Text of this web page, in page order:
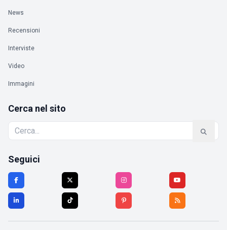
News
Recensioni
Interviste
Video
Immagini
Cerca nel sito
Seguici